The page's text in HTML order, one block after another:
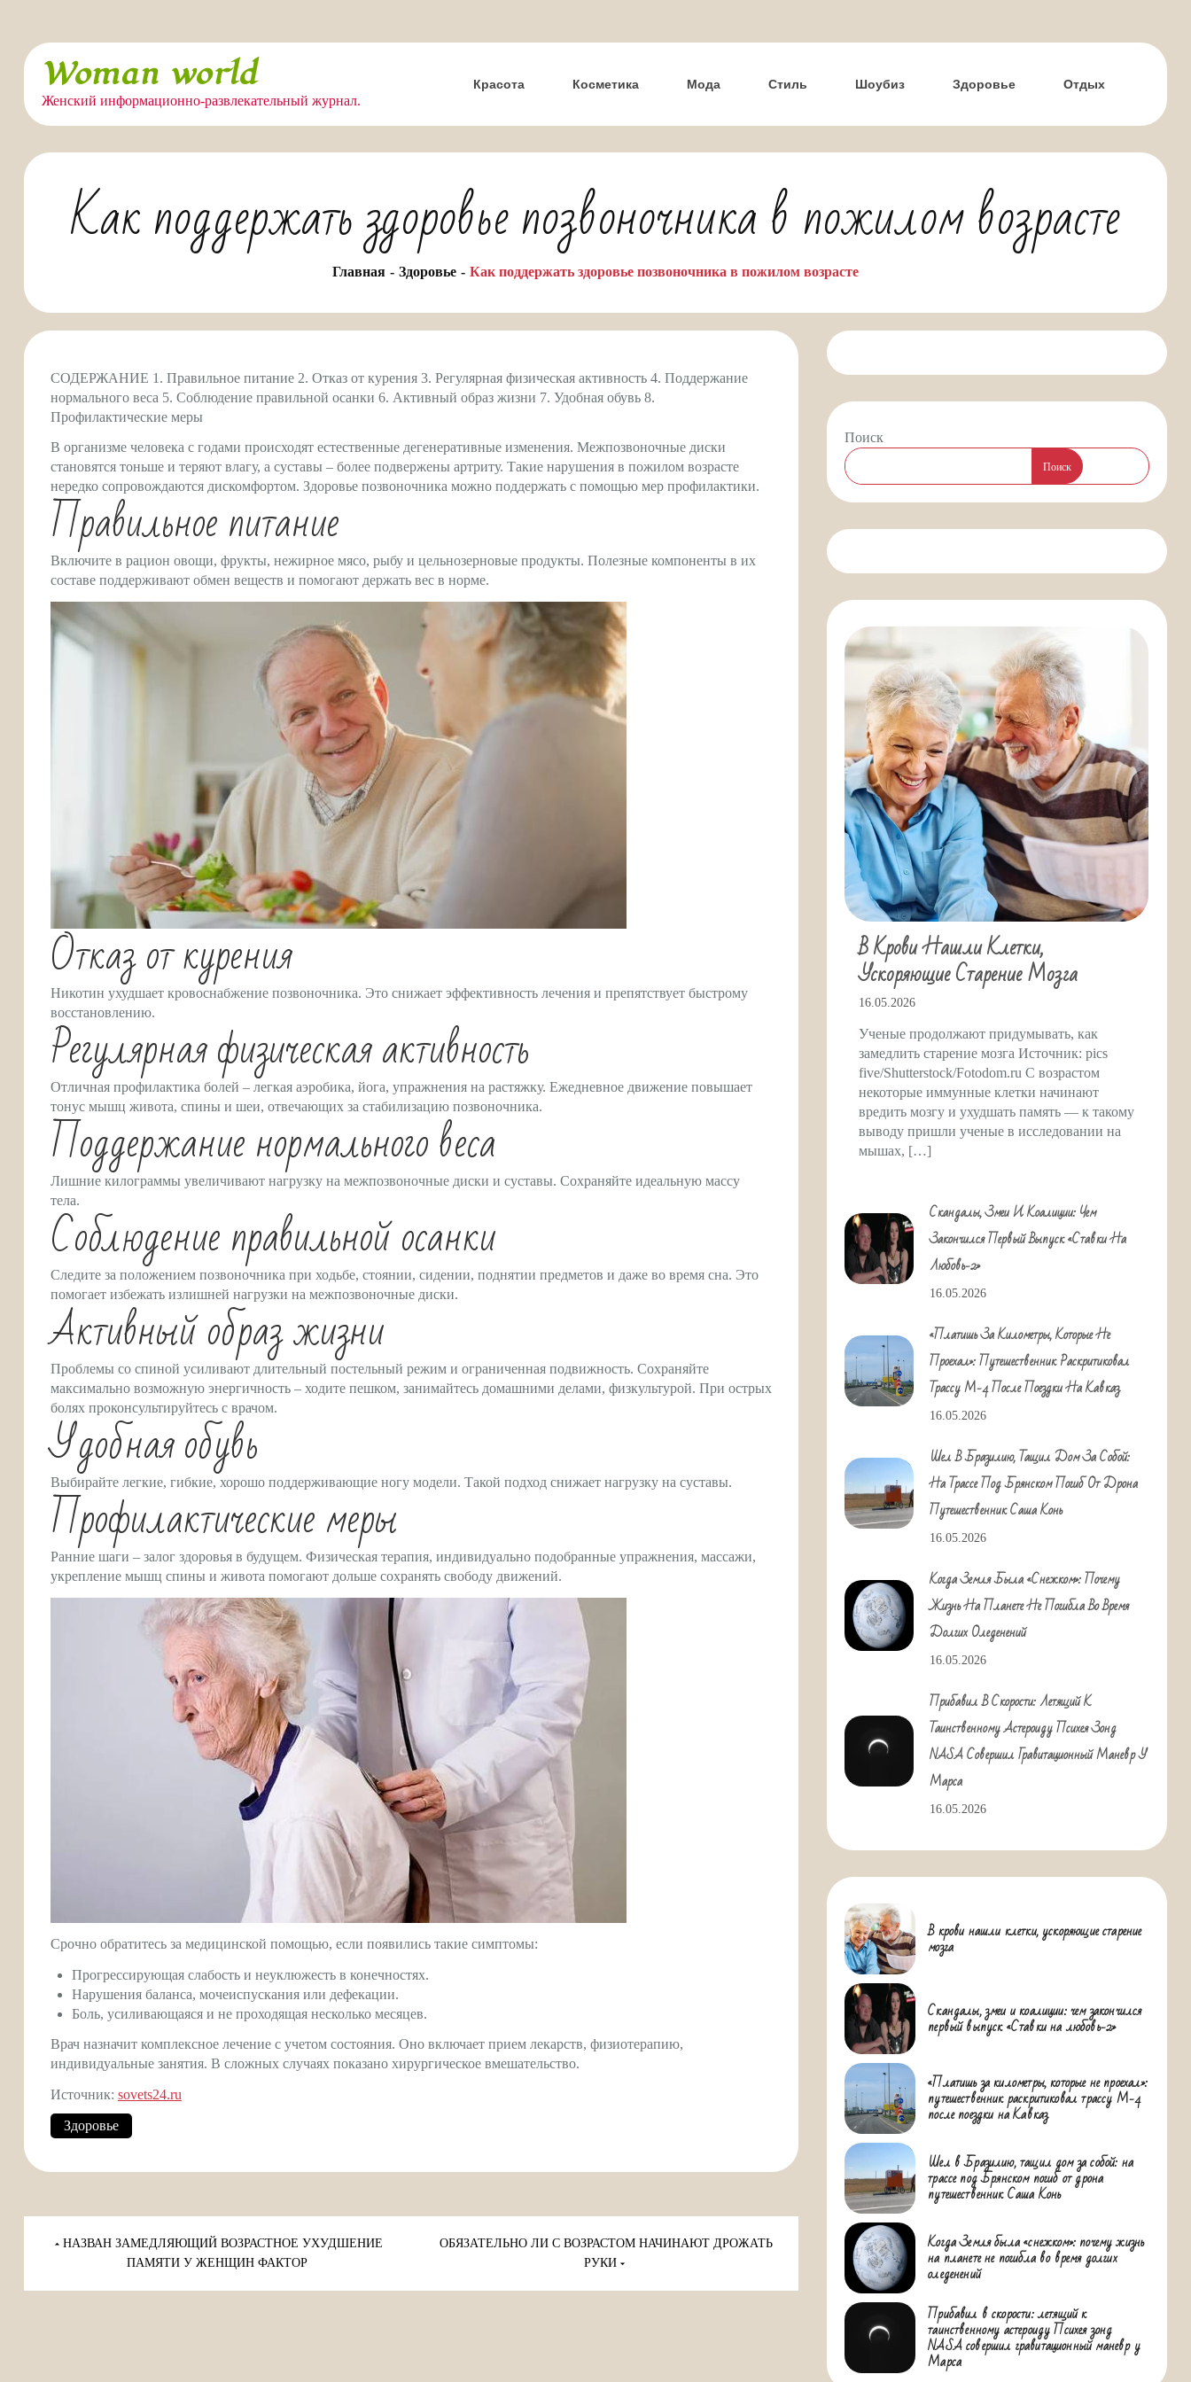
Перейти
содержимомуWoman world
Женский информационно-развлекательный журнал.
Красота Косметика Мода Стиль Шоубиз Здоровье Отдых
Как поддержать здоровье позвоночника в пожилом возрасте
Главная Здоровье Как поддержать здоровье позвоночника в пожилом возрасте
СОДЕРЖАНИЕ 1. Правильное питание 2. Отказ от курения 3. Регулярная физическая активность 4. Поддержание
нормального веса 5. Соблюдение правильной осанки 6. Активный образ жизни 7. Удобная обувь 8.
Профилактические меры
В организме человека с годами происходят естественные дегенеративные изменения. Межпозвоночные диски
становятся тоньше и теряют влагу, а суставы – более подвержены артриту. Такие нарушения в пожилом возрасте
нередко сопровождаются дискомфортом. Здоровье позвоночника можно поддержать с помощью мер профилактики.
Правильное питание
Включите в рацион овощи, фрукты, нежирное мясо, рыбу и цельнозерновые продукты. Полезные компоненты в их
составе поддерживают обмен веществ и помогают держать вес в норме.
Отказ от курения
Никотин ухудшает кровоснабжение позвоночника. Это снижает эффективность лечения и препятствует быстрому
восстановлению.
Регулярная физическая активность
Отличная профилактика болей – легкая аэробика, йога, упражнения на растяжку. Ежедневное движение повышает
тонус мышц живота, спины и шеи, отвечающих за стабилизацию позвоночника.
Поддержание нормального веса
Лишние килограммы увеличивают нагрузку на межпозвоночные диски и суставы. Сохраняйте идеальную массу
тела.
Соблюдение правильной осанки
Следите за положением позвоночника при ходьбе, стоянии, сидении, поднятии предметов и даже во время сна. Это
помогает избежать излишней нагрузки на межпозвоночные диски.
Активный образ жизни
Проблемы со спиной усиливают длительный постельный режим и ограниченная подвижность. Сохраняйте
максимально возможную энергичность – ходите пешком, занимайтесь домашними делами, физкультурой. При острых
болях проконсультируйтесь с врачом.
Удобная обувь
Выбирайте легкие, гибкие, хорошо поддерживающие ногу модели. Такой подход снижает нагрузку на суставы.
Профилактические меры
Ранние шаги – залог здоровья в будущем. Физическая терапия, индивидуально подобранные упражнения, массажи,
укрепление мышц спины и живота помогают дольше сохранять свободу движений.
Срочно обратитесь за медицинской помощью, если появились такие симптомы:
Прогрессирующая слабость и неуклюжесть в конечностях.
Нарушения баланса, мочеиспускания или дефекации.
Боль, усиливающаяся и не проходящая несколько месяцев.
Врач назначит комплексное лечение с учетом состояния. Оно включает прием лекарств, физиотерапию,
индивидуальные занятия. В сложных случаях показано хирургическое вмешательство.
Источник: sovets24.ru
Здоровье
Навигация
записям
НАЗВАН ЗАМЕДЛЯЮЩИЙ ВОЗРАСТНОЕ УХУДШЕНИЕ
ПАМЯТИ У ЖЕНЩИН ФАКТОР
ОБЯЗАТЕЛЬНО ЛИ С ВОЗРАСТОМ НАЧИНАЮТ ДРОЖАТЬ
РУКИ
Поиск
Поиск
В Крови Нашли Клетки,
Ускоряющие Старение Мозга
16.05.2026
Ученые продолжают придумывать, как
замедлить старение мозга Источник: pics
five/Shutterstock/Fotodom.ru С возрастом
некоторые иммунные клетки начинают
вредить мозгу и ухудшать память — к такому
выводу пришли ученые в исследовании на
мышах, […]
Скандалы, Змеи И Коалиции: Чем
Закончился Первый Выпуск «Ставки На
Любовь-2»
16.05.2026
«Платишь За Километры, Которые Не
Проехал»: Путешественник Раскритиковал
Трассу М-4 После Поездки На Кавказ
16.05.2026
Шел В Бразилию, Тащил Дом За Собой:
На Трассе Под Брянском Погиб От Дрона
Путешественник Саша Конь
16.05.2026
Когда Земля Была «снежком»: Почему
Жизнь На Планете Не Погибла Во Время
Долгих Оледенений
16.05.2026
Прибавил В Скорости: Летящий К
Таинственному Астероиду Психея Зонд
NASA Совершил Гравитационный Маневр У
Марса
16.05.2026
В крови нашли клетки, ускоряющие старение
мозга
Скандалы, змеи и коалиции: чем закончился
первый выпуск «Ставки на любовь-2»
«Платишь за километры, которые не проехал»:
путешественник раскритиковал трассу М-4
после поездки на Кавказ
Шел в Бразилию, тащил дом за собой: на
трассе под Брянском погиб от дрона
путешественник Саша Конь
Когда Земля была «снежком»: почему жизнь
на планете не погибла во время долгих
оледенений
Прибавил в скорости: летящий к
таинственному астероиду Психея зонд
NASA совершил гравитационный маневр у
Марса